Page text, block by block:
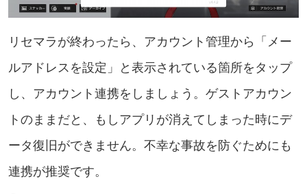
リセマラが終わったら、アカウント管理から「メー
ルアドレスを設定」と表示されている箇所をタップ
し、アカウント連携をしましょう。ゲストアカウン
トのままだと、もしアプリが消えてしまった時にデ
ータ復旧ができません。不幸な事故を防ぐためにも
連携が推奨です。